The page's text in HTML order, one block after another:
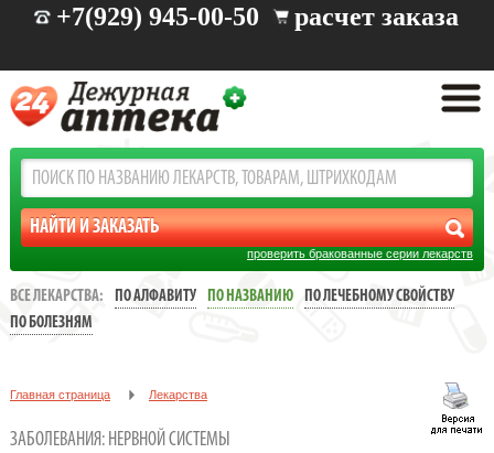
+7(929) 945-00-50 расчет заказа
проверить бракованные серии лекарств
ВСЕ ЛЕКАРСТВА: ПО АЛФАВИТУ ПО НАЗВАНИЮ
ПО ЛЕЧЕБНОМУ СВОЙСТВУ
ПО БОЛЕЗНЯМ
Главная страница Лекарства
ЗАБОЛЕВАНИЯ: НЕРВНОЙ СИСТЕМЫ